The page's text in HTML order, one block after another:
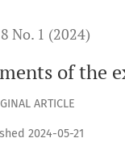
No. 1 (2024)
of the
ARTICLE
2024-05-21